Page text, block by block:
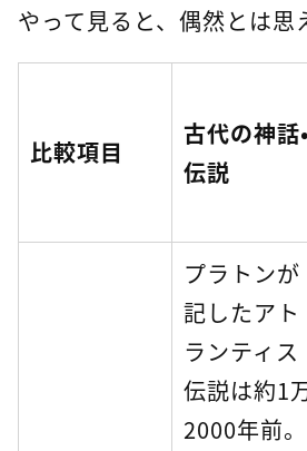
やって見ると、偶然とは思
比較項目
古代の神話・
伝説
プラトンが
記したアト
ランティス
伝説は約1
2000年前。